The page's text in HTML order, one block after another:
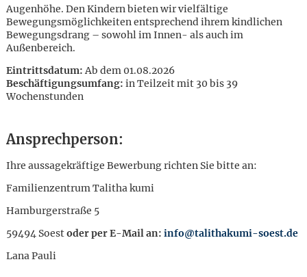
Augenhöhe. Den Kindern bieten wir vielfältige
Bewegungsmöglichkeiten entsprechend ihrem kindlichen
Bewegungsdrang – sowohl im Innen- als auch im
Außenbereich.
Eintrittsdatum:Ab dem 01.08.2026
Beschäftigungsumfang: in Teilzeit mit 30 bis 39
Wochenstunden
Ansprechperson:
Ihre aussagekräftige Bewerbung richten Sie bitte an:
Familienzentrum Talitha kumi
Hamburgerstraße 5
59494 Soestoder per E-Mail an: info@talithakumi-soest.de
Lana Pauli
Karte anzeigen